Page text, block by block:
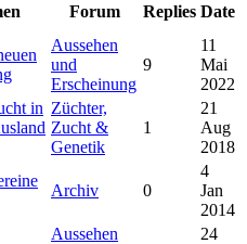
Forum Replies Date
Aussehen
und
Erscheinung
9
11
Mai
2022
in Züchter,
Zucht &
Genetik
1
21
Aug
2018
Archiv 0
4
Jan
2014
Aussehen
24